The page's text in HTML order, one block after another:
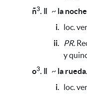
ñ3. ǁ ~ la
i. loc.
ii.
PR.
y
o3. ǁ ~ la rueda.
i. loc.